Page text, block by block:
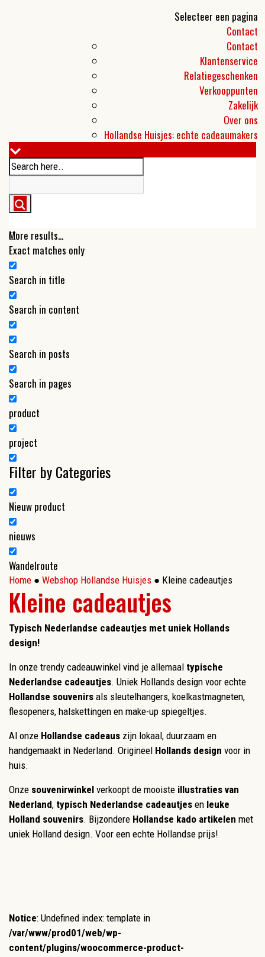
Selecteer een pagina
Contact
Contact
Klantenservice
Relatiegeschenken
Verkooppunten
Zakelijk
Over ons
Hollandse Huisjes: echte cadeaumakers
More results...
Exact matches only
Search in title
Search in content
Search in posts
Search in pages
product
project
Filter by Categories
Nieuw product
nieuws
Wandelroute
Home ● Webshop Hollandse Huisjes ● Kleine cadeautjes
Kleine cadeautjes
Typisch Nederlandse cadeautjes met uniek Hollands
design!
In onze trendy cadeauwinkel vind je allemaal typische
Nederlandse cadeautjes. Uniek Hollands design voor echte
Hollandse souvenirs als sleutelhangers, koelkastmagneten,
flesopeners, halskettingen en make-up spiegeltjes.
Al onze Hollandse cadeaus zijn lokaal, duurzaam en
handgemaakt in Nederland. Origineel Hollands design voor in
huis.
Onze souvenirwinkel verkoopt de mooiste illustraties van
Nederland, typisch Nederlandse cadeautjes en leuke
Holland souvenirs. Bijzondere Hollandse kado artikelen met
uniek Holland design. Voor een echte Hollandse prijs!
Notice: Undefined index: template in
/var/www/prod01/web/wp-
content/plugins/woocommerce-product-